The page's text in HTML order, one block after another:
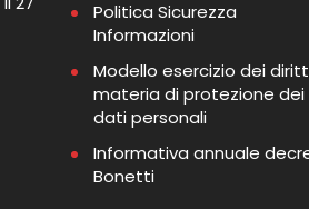
Politica Sicurezza
Informazioni
Modello esercizio dei
materia di protezione dei
dati personali
Informativa annuale
Bonetti